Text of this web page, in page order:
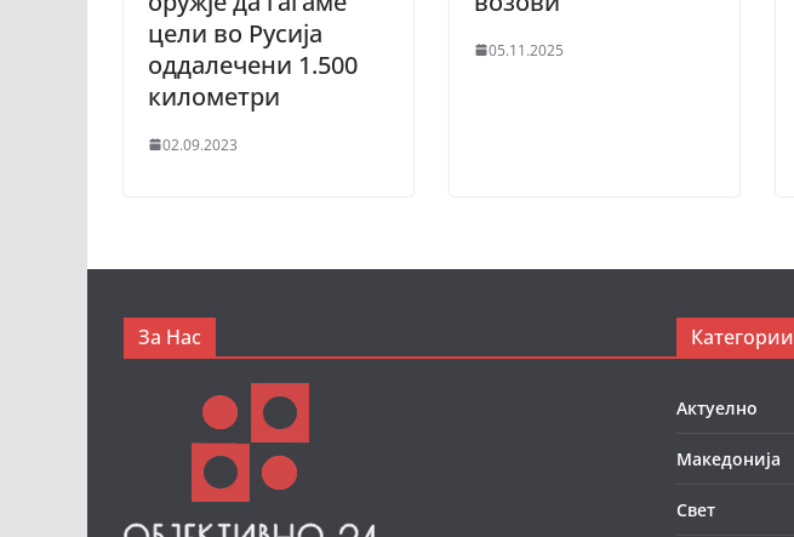
цели во Русија
оддалечени 1.500
километри
02.09.2023
05.11.2025
За Нас Категории
Актуелно
Македонија
Свет